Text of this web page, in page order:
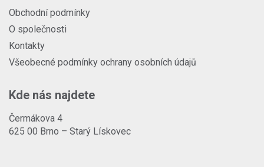
Obchodní podmínky
O společnosti
Kontakty
Všeobecné podmínky ochrany osobních údajů
Kde nás najdete
Čermákova 4
625 00 Brno – Starý Lískovec